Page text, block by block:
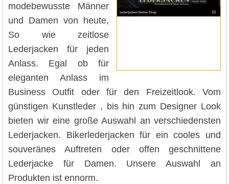
modebewusste Männer
und Damen von heute,
So wie zeitlose
Lederjacken für jeden
Anlass. Egal ob für
eleganten Anlass im
Business Outfit oder für den Freizeitlook. Vom
günstigen Kunstleder , bis hin zum Designer Look
bieten wir eine große Auswahl an verschiedensten
Lederjacken. Bikerlederjacken für ein cooles und
souveränes Auftreten oder offen geschnittene
Lederjacke für Damen. Unsere Auswahl an
Produkten ist ennorm.